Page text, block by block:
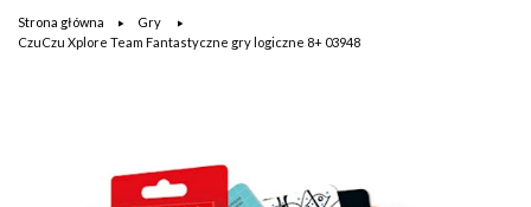
Strona główna
Gry
CzuCzu Xplore Team Fantastyczne gry logiczne 8+ 03948